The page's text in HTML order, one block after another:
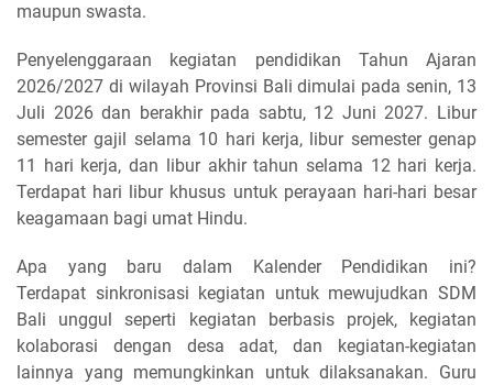
maupun swasta.
Penyelenggaraan kegiatan pendidikan Tahun Ajaran
2026/2027 di wilayah Provinsi Bali dimulai pada senin, 13
Juli 2026 dan berakhir pada sabtu, 12 Juni 2027. Libur
semester gajil selama 10 hari kerja, libur semester genap
11 hari kerja, dan libur akhir tahun selama 12 hari kerja.
Terdapat hari libur khusus untuk perayaan hari-hari besar
keagamaan bagi umat Hindu.
Apa yang baru dalam Kalender Pendidikan ini?
Terdapat sinkronisasi kegiatan untuk mewujudkan SDM
Bali unggul seperti kegiatan berbasis projek, kegiatan
kolaborasi dengan desa adat, dan kegiatan-kegiatan
lainnya yang memungkinkan untuk dilaksanakan. Guru